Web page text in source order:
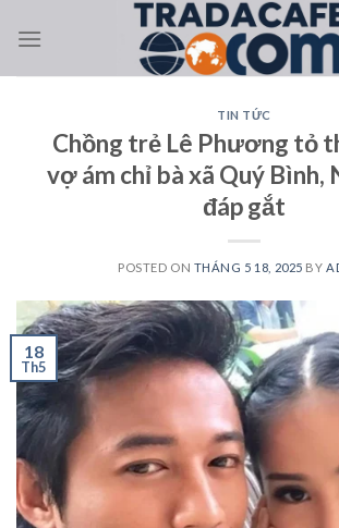
TIN TỨC
Chồng trẻ Lê Phương tỏ
vợ ám chỉ bà xã Quý Bình,
đáp gắt
POSTED ON THÁNG 5 18, 2025 BY
18
Th5